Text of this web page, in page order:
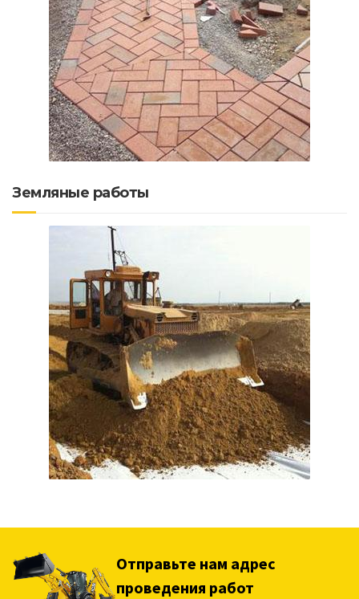
Земляные работы
Отправьте нам адрес
проведения работ